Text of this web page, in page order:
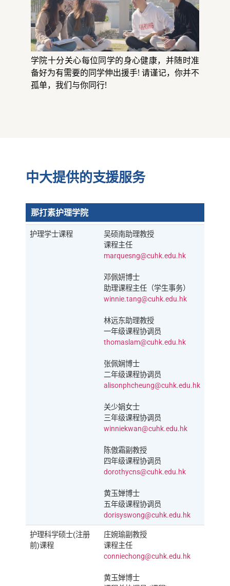
学院十分关心每位同学的身心健康，并随时准
备好为有需要的同学伸出援手! 请谨记，你并不
孤单，我们与你同行!
中大提供的支援服务
那打素护理学院
护理学士课程
吴硕南助理教授
课程主任
marquesng@cuhk.edu.hk
邓佩妍博士
助理课程主任（学生事务）
winnie.tang@cuhk.edu.hk
林远东助理教授
一年级课程协调员
thomaslam@cuhk.edu.hk
张佩娴博士
二年级课程协调员
alisonphcheung@cuhk.edu.hk
关少娟女士
三年级课程协调员
winniekwan@cuhk.edu.hk
陈傲霜副教授
四年级课程协调员
dorothycns@cuhk.edu.hk
黄玉婵博士
五年级课程协调员
dorisyswong@cuhk.edu.hk
护理科学硕士(注册
前)课程
庄婉瑜副教授
课程主任
conniechong@cuhk.edu.hk
黄玉婵博士